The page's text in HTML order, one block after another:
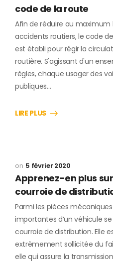
code de la route
Afin de réduire au maximum
accidents routiers, le code
est établi pour régir la
routière. S'agissant d'un
règles, chaque usager des
publiques…
LIRE PLUS
5 février 2020
Apprenez-en plus
courroie de
Parmi les pièces
importantes d’un véhicule
courroie de distribution. Elle
extrêmement sollicitée du
elle qui assure la